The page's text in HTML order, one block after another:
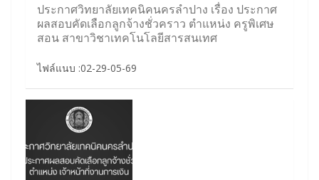
ประกาศวิทยาลัยเทคนิคนครลำปาง เรื่อง ประกาศ
ผลสอบคัดเลือกลูกจ้างชั่วคราว ตำแหน่ง ครูพิเศษ
สอน สาขาวิชาเทคโนโลยีสารสนเทศ
ไฟล์แนบ :02-29-05-69